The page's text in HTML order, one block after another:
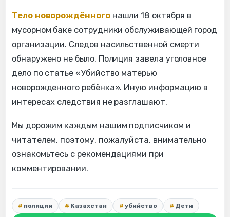
Тело новорождённогонашли 18 октября в
мусорном баке сотрудники обслуживающей город
организации. Следов насильственной смерти
обнаружено не было. Полиция завела уголовное
дело по статье «Убийство матерью
новорожденного ребёнка». Иную информацию в
интересах следствия не разглашают.
Мы дорожим каждым нашим подписчиком и
читателем, поэтому, пожалуйста, внимательно
ознакомьтесь с рекомендациями при
комментировании.
полиция Казахстан убийство Дети